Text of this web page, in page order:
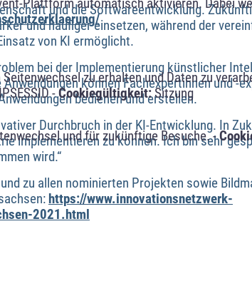
Plattform automatisch aktivieren. Dabei
zu erhalten und Daten zu
-Cookiegültigkeit:Sitzung
und für zukünftige Besuche. -
und die Softwareentwicklung.
und häufiger einsetzen, während der
von KI ermöglicht.
bei der Implementierung künstlicher
können Fachexpertinnen und -
bedienen und erstellen.
Durchbruch in der KI-Entwicklung. In
implementieren zu können. Ich bin sehr
wird.“
zu allen nominierten Projekten sowie
https://www.innovationsnetzwerk-
2021.html